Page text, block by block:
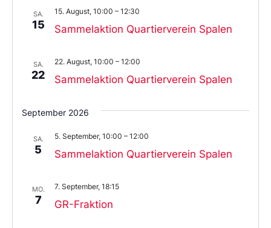
aus.
SA.
15 Sammelaktion Quartierverein Spalen
15. August, 10:00 – 12:30
SA.
22 Sammelaktion Quartierverein Spalen
22. August, 10:00 – 12:00
September 2026
SA.
5 Sammelaktion Quartierverein Spalen
5. September, 10:00 – 12:00
MO.
7 GR-Fraktion
7. September, 18:15